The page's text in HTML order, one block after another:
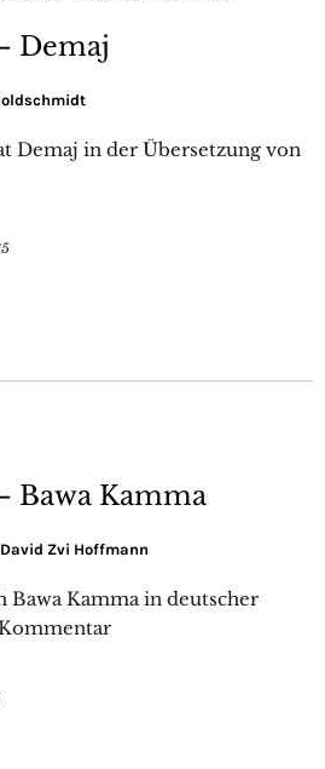
Demaj
Demaj in der Übersetzung von
Bawa Kamma
Zvi Hoffmann
Bawa Kamma in deutscher